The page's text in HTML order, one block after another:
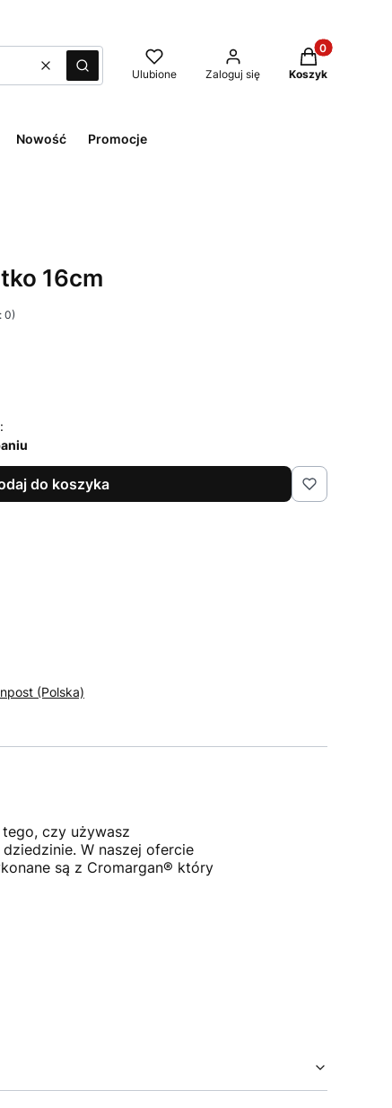
WyczyśćSzukaj Ulubione Zaloguj się
Produkty w
Koszyk
Nowość Promocje
16cm
0)
do koszyka
(Polska)
czy używasz
W naszej ofercie
są z Cromargan® który